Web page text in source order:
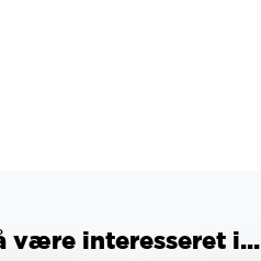
være interesseret i...